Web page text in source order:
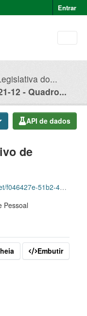
Entrar
do...
12 - Quadro...
API de dados
de
download/2021-12-quadro-desmonstrativo-de-pessoal.csv
Pessoal
Embutir